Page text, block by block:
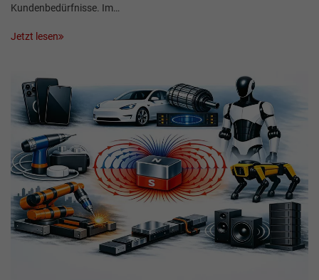
Kundenbedürfnisse. Im…
Jetzt lesen